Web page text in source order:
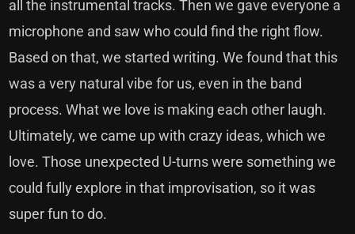
all the instrumental tracks. Then we gave everyone a
microphone and saw who could find the right flow.
Based on that, we started writing. We found that this
was a very natural vibe for us, even in the band
process. What we love is making each other laugh.
Ultimately, we came up with crazy ideas, which we
love. Those unexpected U-turns were something we
could fully explore in that improvisation, so it was
super fun to do.